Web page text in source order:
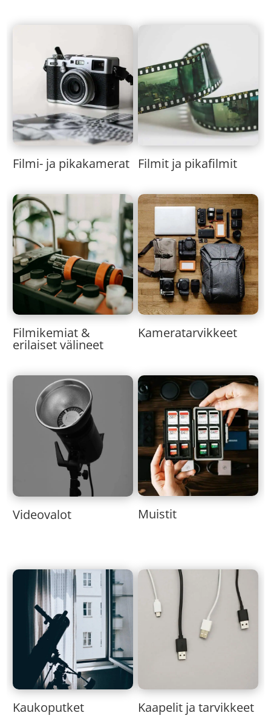
Filmi- ja pikakamerat Filmit ja pikafilmit
Filmikemiat &
erilaiset välineet
Kameratarvikkeet
Videovalot Muistit
Kaukoputket Kaapelit ja tarvikkeet